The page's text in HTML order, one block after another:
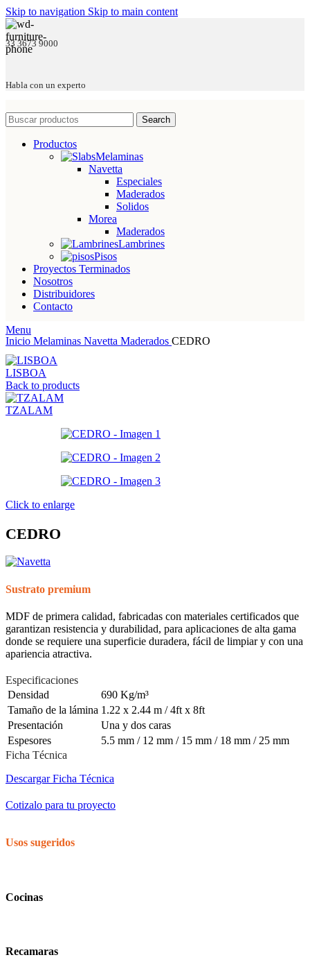
Skip to navigation Skip to main content
33 3673 9000
Habla con un experto
Search
Productos
Melaminas
Navetta
Especiales
Maderados
Solidos
Morea
Maderados
Lambrines
Pisos
Proyectos Terminados
Nosotros
Distribuidores
Contacto
Menu
Inicio Melaminas Navetta Maderados CEDRO
LISBOA
Back to products
TZALAM
Click to enlarge
CEDRO
Sustrato premium
MDF de primera calidad, fabricadas con materiales certificados que
garantizan resistencia y durabilidad, para aplicaciones de alta gama
donde se requiere una superficie duradera, fácil de limpiar y con una
apariencia atractiva.
Especificaciones
Densidad
690 Kg/m³
Tamaño de la lámina 1.22 x 2.44 m / 4ft x 8ft
Presentación
Una y dos caras
Espesores
5.5 mm / 12 mm / 15 mm / 18 mm / 25 mm
Ficha Técnica
Descargar Ficha Técnica
Cotizalo para tu proyecto
Usos sugeridos
Cocinas
Recamaras